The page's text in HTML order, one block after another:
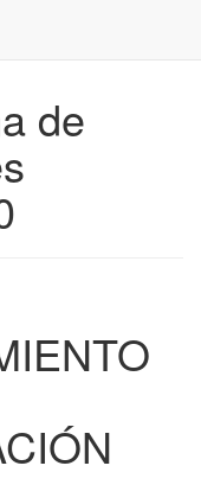
de